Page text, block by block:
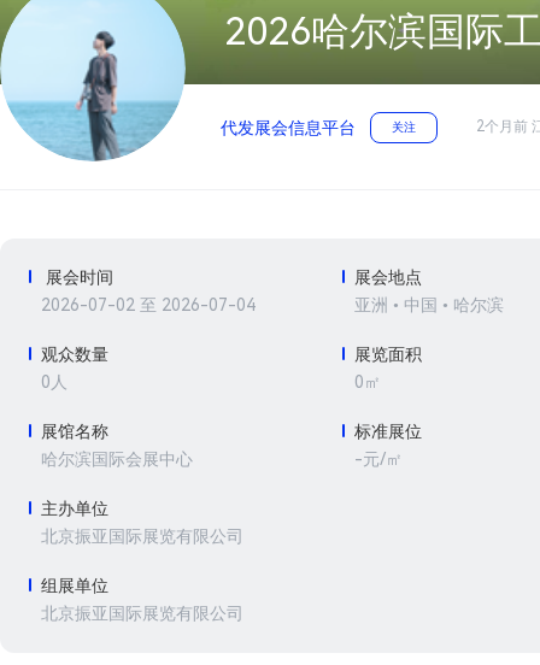
2026哈尔滨国际
代发展会信息平台 关注 2个月前
展会时间
2026-07-02 至 2026-07-04
展会地点
亚洲 • 中国 • 哈尔滨
观众数量
0人
展览面积
0㎡
展馆名称
哈尔滨国际会展中心
标准展位
-元/㎡
主办单位
北京振亚国际展览有限公司
组展单位
北京振亚国际展览有限公司